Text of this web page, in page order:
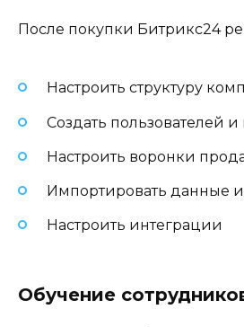
После покупки Битрикс24
Настроить структуру
Создать пользователей и
Настроить воронки
Импортировать данные
Настроить интеграции
Обучение